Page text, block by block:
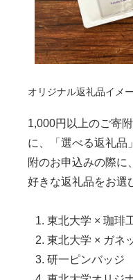
オリジナル返礼品イメ
1,000円以上のご寄
に、「選べる返礼品
附のお申込みの際に
好きな返礼品をお選
東北大学 × 珈琲
東北大学 × ガネ
研一ピンバッジ